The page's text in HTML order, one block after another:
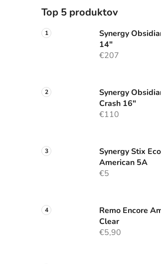
Top 5 produktov
Synergy
14"
€207
Synergy
Crash 16"
€110
Synergy Stix
American 5A
€5
Remo Encore
Clear
€5,90